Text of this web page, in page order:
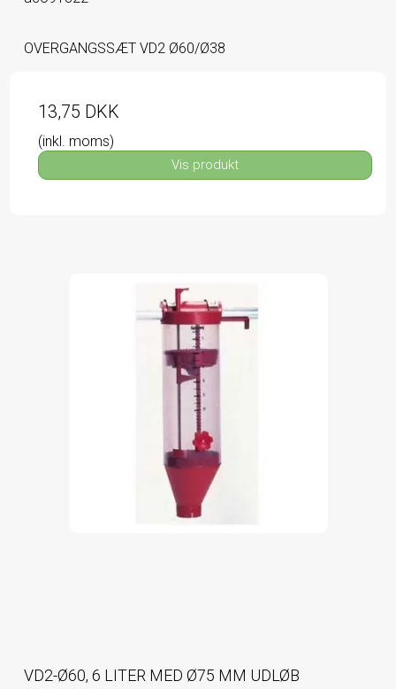
OVERGANGSSÆT VD2 Ø60/Ø38
13,75 DKK
(inkl. moms)
Vis produkt
VD2-Ø60, 6 LITER MED Ø75 MM UDLØB